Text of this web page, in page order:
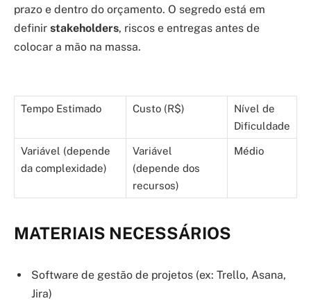
prazo e dentro do orçamento. O segredo está em
definir stakeholders, riscos e entregas antes de
colocar a mão na massa.
Tempo Estimado Custo (R$)
Nível de
Dificuldade
Variável (depende
da complexidade)
Variável
(depende dos
recursos)
Médio
MATERIAIS NECESSÁRIOS
Software de gestão de projetos (ex: Trello, Asana,
Jira)